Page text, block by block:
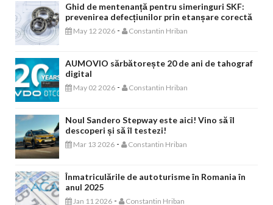
Ghid de mentenanță pentru simeringuri SKF:
prevenirea defecțiunilor prin etanșare corectă
May 12 2026 - Constantin Hriban
AUMOVIO sărbătorește 20 de ani de tahograf
digital
May 02 2026 - Constantin Hriban
Noul Sandero Stepway este aici! Vino să îl
descoperi și să îl testezi!
Mar 13 2026 - Constantin Hriban
Înmatriculările de autoturisme în Romania în
anul 2025
Jan 11 2026 - Constantin Hriban